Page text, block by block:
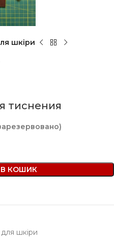
шкіри
тиснения
КОШИК
шкіри